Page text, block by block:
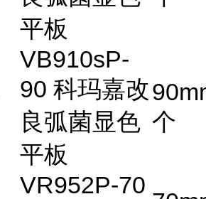
平板
VB910sP-
90 科玛嘉改
良弧菌显色
平板
个
VR952P-70